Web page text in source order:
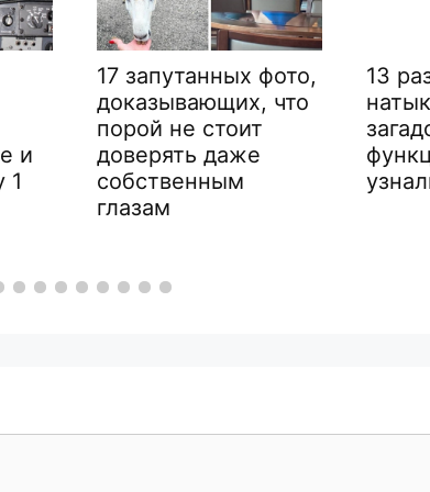
17 запутанных фото,
доказывающих, что
порой не стоит
доверять даже
собственным
глазам
13 раз,
узнали